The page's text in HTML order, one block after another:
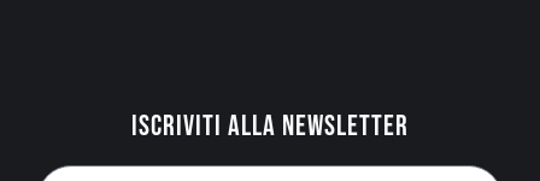
Iscriviti alla newsletter